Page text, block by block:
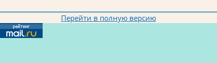
Перейти в полную версию